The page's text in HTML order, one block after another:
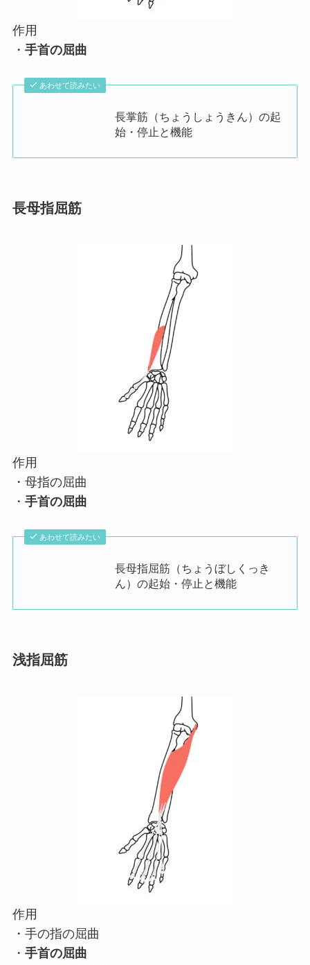
作用
・ 手首の屈曲
あわせて読みたい
長掌筋（ちょうしょうきん）の起
始・停止と機能
長母指屈筋
作用
・母指の屈曲
・ 手首の屈曲
あわせて読みたい
長母指屈筋（ちょうぼしくっき
ん）の起始・停止と機能
浅指屈筋
作用
・手の指の屈曲
・ 手首の屈曲